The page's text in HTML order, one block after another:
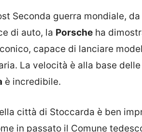
Seconda guerra mondiale,
di auto, la Porsche ha
capace di lanciare
La velocità è alla base
è incredibile.
città di Stoccarda è ben
in passato il Comune